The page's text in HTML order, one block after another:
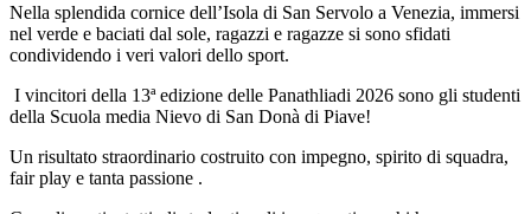
Nella splendida cornice dell’Isola di San Servolo a Venezia, immersi
nel verde e baciati dal sole, ragazzi e ragazze si sono sfidati
condividendo i veri valori dello sport.
I vincitori della 13ª edizione delle Panathliadi 2026 sono gli studenti
della Scuola media Nievo di San Donà di Piave!
Un risultato straordinario costruito con impegno, spirito di squadra,
fair play e tanta passione .